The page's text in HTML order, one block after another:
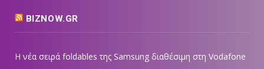
BIZNOW.GR
Η νέα σειρά foldables της Samsung διαθέσιμη στη Vodafone